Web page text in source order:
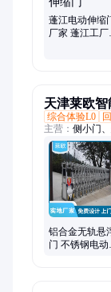
蓬江电动伸缩
厂家 蓬江工厂
天津莱欧智
综合体验L0
主营： 侧小门
浮大门、铝艺
制、人行小门
门定制、小门
段门、无轨浮
铝合金无轨悬
门 不锈钢电动